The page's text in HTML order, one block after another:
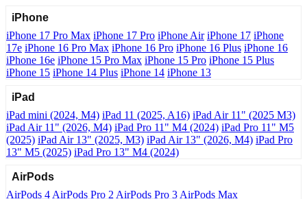
iPhone
iPhone 17 Pro Max iPhone 17 Pro iPhone Air iPhone 17 iPhone
17e iPhone 16 Pro Max iPhone 16 Pro iPhone 16 Plus iPhone 16
iPhone 16e iPhone 15 Pro Max iPhone 15 Pro iPhone 15 Plus
iPhone 15 iPhone 14 Plus iPhone 14 iPhone 13
iPad
iPad mini (2024, M4) iPad 11 (2025, A16) iPad Air 11" (2025 M3)
iPad Air 11" (2026, M4) iPad Pro 11" M4 (2024) iPad Pro 11" M5
(2025) iPad Air 13" (2025, M3) iPad Air 13" (2026, M4) iPad Pro
13" M5 (2025) iPad Pro 13" M4 (2024)
AirPods
AirPods 4 AirPods Pro 2 AirPods Pro 3 AirPods Max